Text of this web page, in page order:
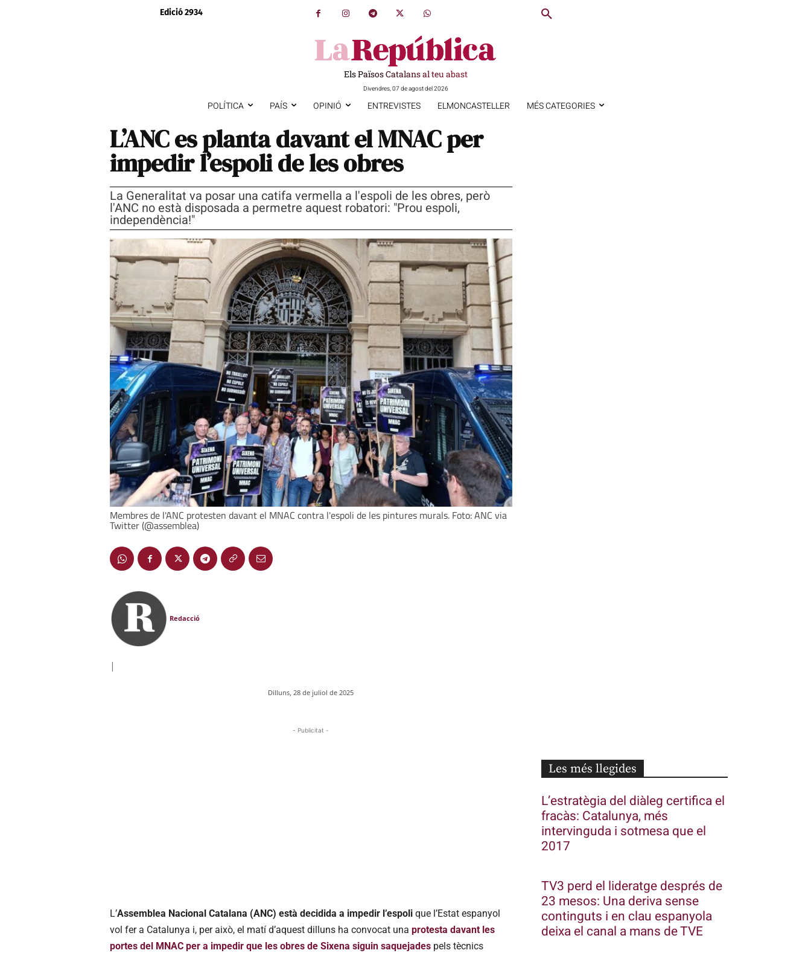
Edició 2934
Els Països Catalans al teu abast
Divendres, 07 de agost del 2026
POLÍTICA PAÍS OPINIÓ ENTREVISTES ELMONCASTELLER MÉS CATEGORIES
L’ANC es planta davant el MNAC per
impedir l’espoli de les obres
La Generalitat va posar una catifa vermella a l'espoli de les obres, però
l'ANC no està disposada a permetre aquest robatori: "Prou espoli,
independència!"
Membres de l'ANC protesten davant el MNAC contra l'espoli de les pintures murals. Foto: ANC via
Twitter (@assemblea)
Redacció
|
Dilluns, 28 de juliol de 2025
- Publicitat -
L’Assemblea Nacional Catalana (ANC) està decidida a impedir l’espoli que l’Estat espanyol
vol fer a Catalunya i, per això, el matí d’aquest dilluns ha convocat una protesta davant les
portes del MNAC per a impedir que les obres de Sixena siguin saquejades pels tècnics
Les més llegides
L’estratègia del diàleg certifica el
fracàs: Catalunya, més
intervinguda i sotmesa que el
2017
TV3 perd el lideratge després de
23 mesos: Una deriva sense
continguts i en clau espanyola
deixa el canal a mans de TVE